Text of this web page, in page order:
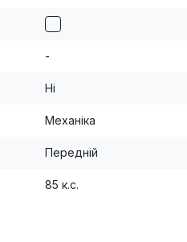
-
Ні
Механіка
Передній
85 к.с.